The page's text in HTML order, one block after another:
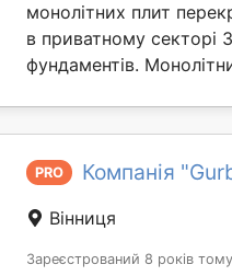
монолітних плит
в приватному секторі
фундаментів.
PRO Компанія
Вінниця
Зареєстрований 8 років тому